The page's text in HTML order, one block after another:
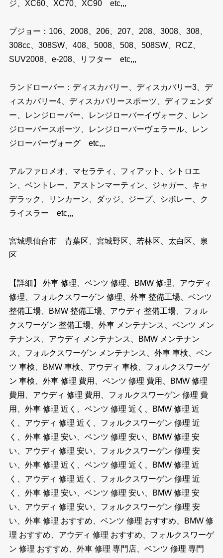
ジ、XC60、XC70、XC90 etc,,,
プジョー：106、2008、206、207、208、3008、308、
308cc、308SW、408、5008、508、508SW、RCZ、
SUV2008、e-208、リフター etc,,,
ランドローバー：ディスカバリー、ディスカバリー3、デ
ィスカバリー4、ディスカバリースポーツ、ディフェンダ
ー、レンジローバー、レンジローバーイヴォーク、レン
ジローバースポーツ、レンジローバーヴェラール、レン
ジローバーヴォーグ etc,,,
アルファロメオ、マセラティ、フィアット、シトロエ
ン、ベントレー、アストンマーティン、ジャガー、キャ
デラック、リンカーン、ダッジ、ジープ、シボレー、ク
ライスラー etc,,,
宮城県仙台市 青葉区、宮城野区、若林区、太白区、泉
区
【詳細】 外車 修理、ベンツ 修理、BMW 修理、アウディ
修理、フォルクスワーゲン 修理、外車 整備工場、ベンツ
整備工場、BMW 整備工場、アウディ 整備工場、フォル
クスワーゲン 整備工場、外車 メンテナンス、ベンツ メン
テナンス、アウディ メンテナンス、BMW メンテナン
ス、フォルクスワーゲン メンテナンス、外車 車検、ベン
ツ 車検、BMW 車検、アウディ 車検、フォルクスワーゲ
ン 車検、外車 修理 費用、ベンツ 修理 費用、BMW 修理
費用、アウディ 修理 費用、フォルクスワーゲン 修理 費
用、外車 修理 近く、ベンツ 修理 近く、BMW 修理 近
く、アウディ 修理 近く、フォルクスワーゲン 修理 近
く、外車 修理 安い、ベンツ 修理 安い、BMW 修理 安
い、アウディ 修理 安い、フォルクスワーゲン 修理 安
い、外車 修理 近く、ベンツ 修理 近く、BMW 修理 近
く、アウディ 修理 近く、フォルクスワーゲン 修理 近
く、外車 修理 安い、ベンツ 修理 安い、BMW 修理 安
い、アウディ 修理 安い、フォルクスワーゲン 修理 安
い、外車 修理 おすすめ、ベンツ 修理 おすすめ、BMW 修
理 おすすめ、アウディ 修理 おすすめ、フォルクスワーゲ
ン 修理 おすすめ、外車 修理 専門店、ベンツ 修理 専門